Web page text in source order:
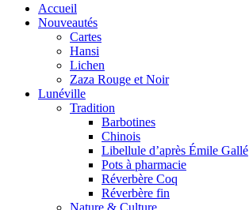
Accueil
Nouveautés
Cartes
Hansi
Lichen
Zaza Rouge et Noir
Lunéville
Tradition
Barbotines
Chinois
Libellule d’après Émile Gallé
Pots à pharmacie
Réverbère Coq
Réverbère fin
Nature & Culture